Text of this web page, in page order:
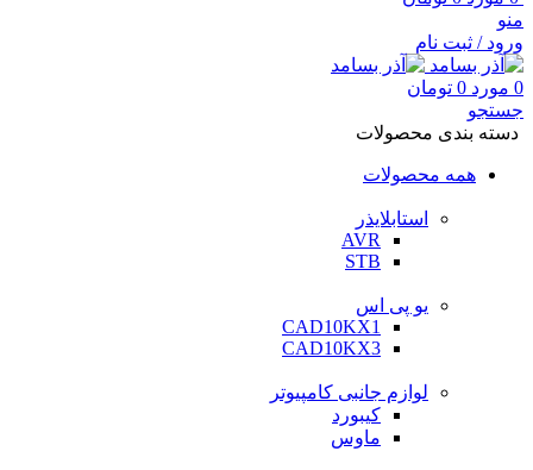
منو
ورود / ثبت نام
0 مورد 0 تومان
جستجو
دسته بندی محصولات
همه محصولات
استابلایذر
AVR
STB
یو پی اس
CAD10KX1
CAD10KX3
لوازم جانبی کامپیوتر
کیبورد
ماوس